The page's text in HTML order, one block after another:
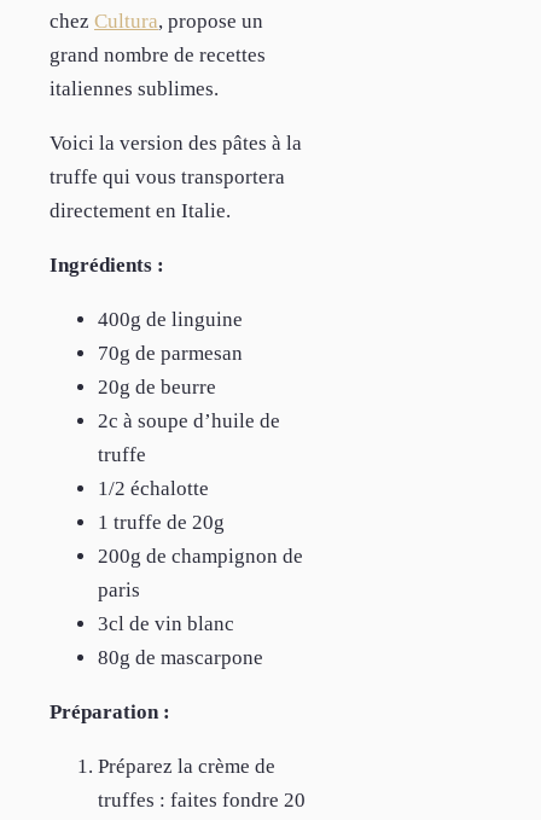
chez Cultura, propose un
grand nombre de recettes
italiennes sublimes.
Voici la version des pâtes à la
truffe qui vous transportera
directement en Italie.
Ingrédients :
400g de linguine
70g de parmesan
20g de beurre
2c à soupe d’huile de
truffe
1/2 échalotte
1 truffe de 20g
200g de champignon de
paris
3cl de vin blanc
80g de mascarpone
Préparation :
Préparez la crème de
truffes : faites fondre 20